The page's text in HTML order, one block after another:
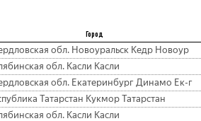
Город
обл. Новоуральск Кедр Новоур
обл. Касли Касли
обл. Екатеринбург Динамо Ек-г
Татарстан Кукмор Татарстан
обл. Касли Касли